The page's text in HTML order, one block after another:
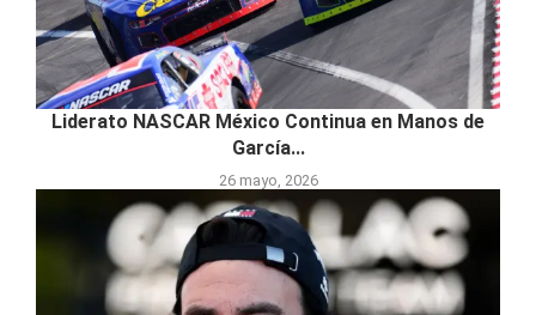
Liderato NASCAR México Continua en Manos de
García...
26 mayo, 2026